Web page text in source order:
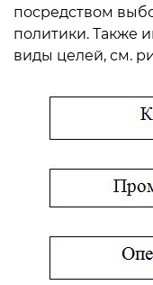
посредством
политики. Также
виды целей, см.